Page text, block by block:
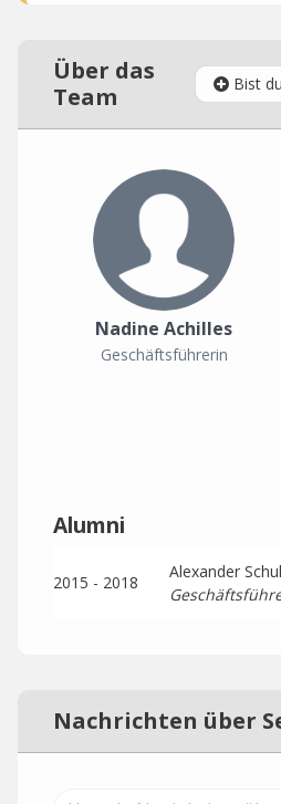
Über das
Team
Bist
Nadine Achilles
Geschäftsführerin
Alumni
2015 - 2018
Alexander
Nachrichten über